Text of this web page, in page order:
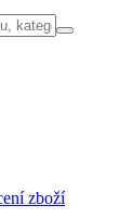
zboží